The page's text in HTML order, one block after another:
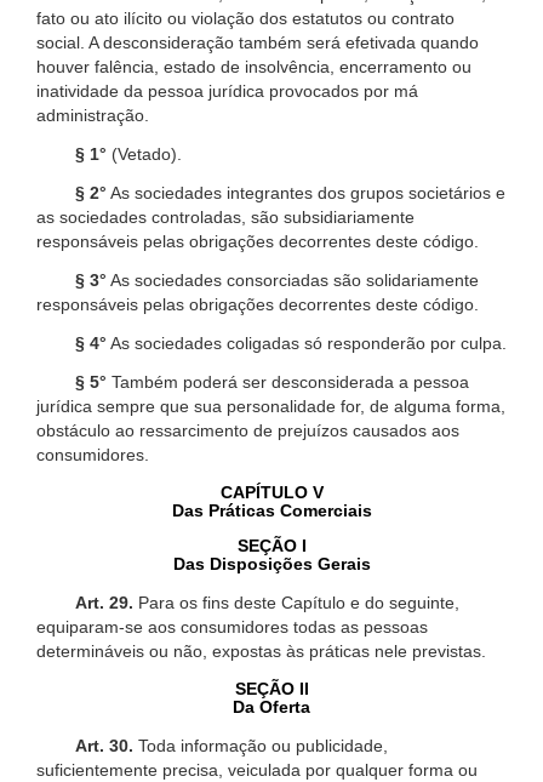
fato ou ato ilícito ou violação dos estatutos ou contrato
social. A desconsideração também será efetivada quando
houver falência, estado de insolvência, encerramento ou
inatividade da pessoa jurídica provocados por má
administração.
§ 1° (Vetado).
§ 2° As sociedades integrantes dos grupos societários e
as sociedades controladas, são subsidiariamente
responsáveis pelas obrigações decorrentes deste código.
§ 3° As sociedades consorciadas são solidariamente
responsáveis pelas obrigações decorrentes deste código.
§ 4° As sociedades coligadas só responderão por culpa.
§ 5° Também poderá ser desconsiderada a pessoa
jurídica sempre que sua personalidade for, de alguma forma,
obstáculo ao ressarcimento de prejuízos causados aos
consumidores.
CAPÍTULO V
Das Práticas Comerciais
SEÇÃO I
Das Disposições Gerais
Art. 29. Para os fins deste Capítulo e do seguinte,
equiparam-se aos consumidores todas as pessoas
determináveis ou não, expostas às práticas nele previstas.
SEÇÃO II
Da Oferta
Art. 30. Toda informação ou publicidade,
suficientemente precisa, veiculada por qualquer forma ou